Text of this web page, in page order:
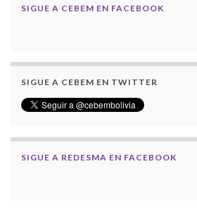
SIGUE A CEBEM EN FACEBOOK
SIGUE A CEBEM EN TWITTER
SIGUE A REDESMA EN FACEBOOK